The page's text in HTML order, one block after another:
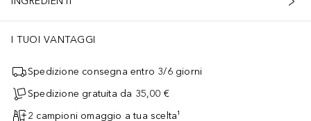
I TUOI VANTAGGI
Spedizione consegna entro 3/6 giorni
Spedizione gratuita da 35,00 €
2 campioni omaggio a tua scelta¹